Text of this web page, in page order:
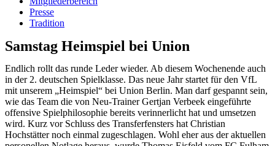
Presse
Tradition
Samstag Heimspiel bei Union
Endlich rollt das runde Leder wieder. Ab diesem Wochenende auch
in der 2. deutschen Spielklasse. Das neue Jahr startet für den VfL
mit unserem „Heimspiel“ bei Union Berlin. Man darf gespannt sein,
wie das Team die von Neu-Trainer Gertjan Verbeek eingeführte
offensive Spielphilosophie bereits verinnerlicht hat und umsetzen
wird. Kurz vor Schluss des Transferfensters hat Christian
Hochstätter noch einmal zugeschlagen. Wohl eher aus der aktuellen